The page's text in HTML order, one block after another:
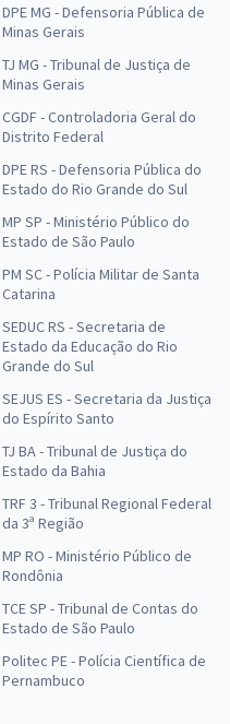
DPE MG - Defensoria Pública de
Minas Gerais
TJ MG - Tribunal de Justiça de
Minas Gerais
CGDF - Controladoria Geral do
Distrito Federal
DPE RS - Defensoria Pública do
Estado do Rio Grande do Sul
MP SP - Ministério Público do
Estado de São Paulo
PM SC - Polícia Militar de Santa
Catarina
SEDUC RS - Secretaria de
Estado da Educação do Rio
Grande do Sul
SEJUS ES - Secretaria da Justiça
do Espírito Santo
TJ BA - Tribunal de Justiça do
Estado da Bahia
TRF 3 - Tribunal Regional Federal
da 3ª Região
MP RO - Ministério Público de
Rondônia
TCE SP - Tribunal de Contas do
Estado de São Paulo
Politec PE - Polícia Científica de
Pernambuco